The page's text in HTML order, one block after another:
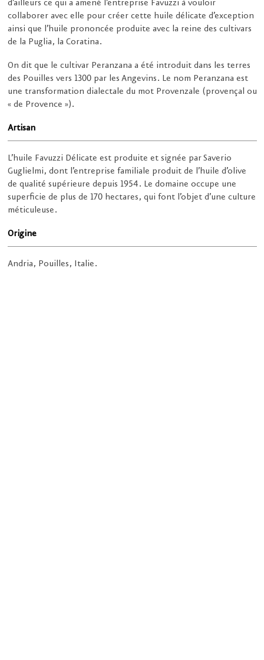
d’ailleurs ce qui a amené l’entreprise Favuzzi à vouloir
collaborer avec elle pour créer cette huile délicate d’exception
ainsi que l’huile prononcée produite avec la reine des cultivars
de la Puglia, la Coratina.
On dit que le cultivar Peranzana a été introduit dans les terres
des Pouilles vers 1300 par les Angevins. Le nom Peranzana est
une transformation dialectale du mot Provenzale (provençal ou
« de Provence »).
Artisan
L’huile Favuzzi Délicate est produite et signée par Saverio
Guglielmi, dont l’entreprise familiale produit de l’huile d’olive
de qualité supérieure depuis 1954. Le domaine occupe une
superficie de plus de 170 hectares, qui font l’objet d’une culture
méticuleuse.
Origine
Andria, Pouilles, Italie.